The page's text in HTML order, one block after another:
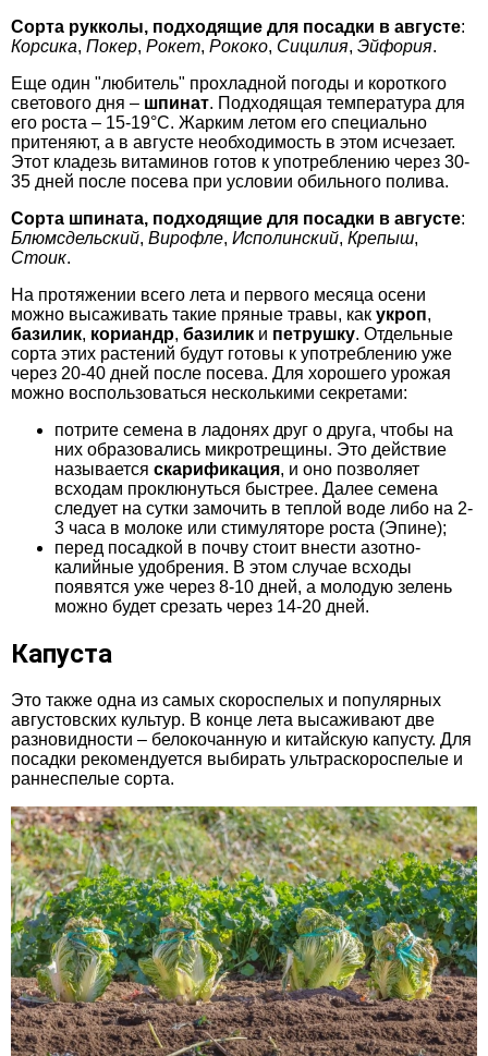
Сорта рукколы, подходящие для посадки в августе:
Корсика, Покер, Рокет, Рококо, Сицилия, Эйфория.
Еще один "любитель" прохладной погоды и короткого
светового дня – шпинат. Подходящая температура для
его роста – 15-19°C. Жарким летом его специально
притеняют, а в августе необходимость в этом исчезает.
Этот кладезь витаминов готов к употреблению через 30-
35 дней после посева при условии обильного полива.
Сорта шпината, подходящие для посадки в августе:
Блюмсдельский, Вирофле, Исполинский, Крепыш,
Стоик.
На протяжении всего лета и первого месяца осени
можно высаживать такие пряные травы, как укроп,
базилик, кориандр, базилик и петрушку. Отдельные
сорта этих растений будут готовы к употреблению уже
через 20-40 дней после посева. Для хорошего урожая
можно воспользоваться несколькими секретами:
потрите семена в ладонях друг о друга, чтобы на
них образовались микротрещины. Это действие
называется скарификация, и оно позволяет
всходам проклюнуться быстрее. Далее семена
следует на сутки замочить в теплой воде либо на 2-
3 часа в молоке или стимуляторе роста (Эпине);
перед посадкой в почву стоит внести азотно-
калийные удобрения. В этом случае всходы
появятся уже через 8-10 дней, а молодую зелень
можно будет срезать через 14-20 дней.
Капуста
Это также одна из самых скороспелых и популярных
августовских культур. В конце лета высаживают две
разновидности – белокочанную и китайскую капусту. Для
посадки рекомендуется выбирать ультраскороспелые и
раннеспелые сорта.